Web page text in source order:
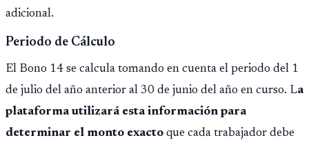
adicional.
Periodo de Cálculo
El Bono 14 se calcula tomando en cuenta el periodo del 1
de julio del año anterior al 30 de junio del año en curso. La
plataforma utilizará esta información para
determinar el monto exacto que cada trabajador debe